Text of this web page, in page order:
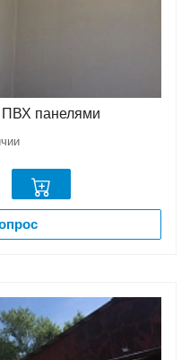
ПВХ панелями